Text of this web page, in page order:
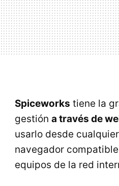
Spiceworks tiene la
gestión a través de
usarlo desde
navegador
equipos de la red